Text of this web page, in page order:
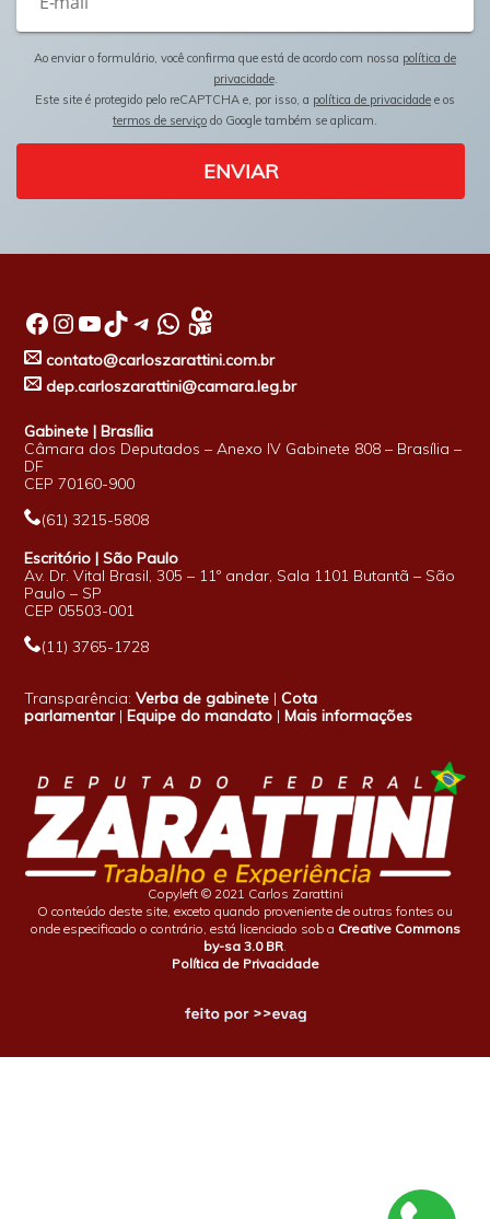
Ao enviar o formulário, você confirma que está de acordo com nossa política de
privacidade.
Este site é protegido pelo reCAPTCHA e, por isso, a política de privacidade e os
termos de serviço do Google também se aplicam.
ENVIAR
Facebook InstagramYoutube TikTok Telegram WhatsApp
contato@carloszarattini.com.br
dep.carloszarattini@camara.leg.br
Gabinete | Brasília
Câmara dos Deputados – Anexo IV Gabinete 808 – Brasília –
DF
CEP 70160-900
(61) 3215-5808
Escritório | São Paulo
Av. Dr. Vital Brasil, 305 – 11º andar, Sala 1101 Butantã – São
Paulo – SP
CEP 05503-001
(11) 3765-1728
Transparência:Verba de gabinete |Cota
parlamentar|Equipe do mandato |Mais informações
Copyleft © 2021 Carlos Zarattini
O conteúdo deste site, exceto quando proveniente de outras fontes ou
onde especificado o contrário, está licenciado sob a Creative Commons
by-sa 3.0 BR
Política de Privacidade